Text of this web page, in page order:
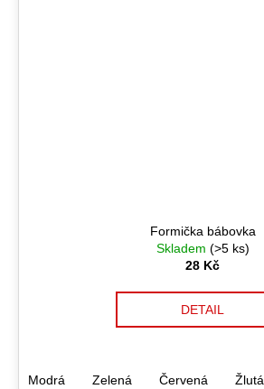
Formička bábovka
Skladem (>5 ks)
28 Kč
DETAIL
Modrá Zelená Červená Žlutá